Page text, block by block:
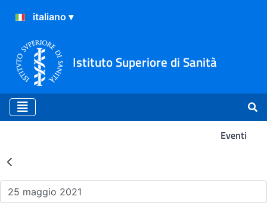
Istituto Superiore di Sanità
Eventi
Risultati della Ricerca -